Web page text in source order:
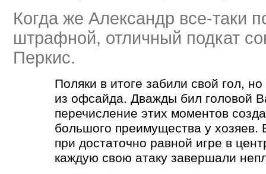
Когда же Александр все-таки
штрафной, отличный подкат
Перкис.
Поляки в итоге забили свой гол,
из офсайда. Дважды бил головой
перечисление этих моментов
большого преимущества у хозяев.
при достаточно равной игре в
каждую свою атаку завершали